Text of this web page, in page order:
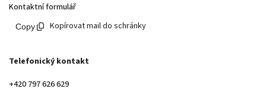
Kontaktní formulář
Kopírovat mail do schránky
Telefonický kontakt
+420 797 626 629